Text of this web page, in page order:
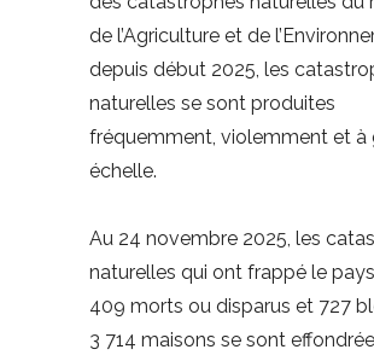
de l’Agriculture et de
depuis début 2025, les
naturelles se sont produites
fréquemment, violemment et à
échelle.
Au 24 novembre 2025, les
naturelles qui ont frappé le
409 morts ou disparus et 727
3 714 maisons se sont